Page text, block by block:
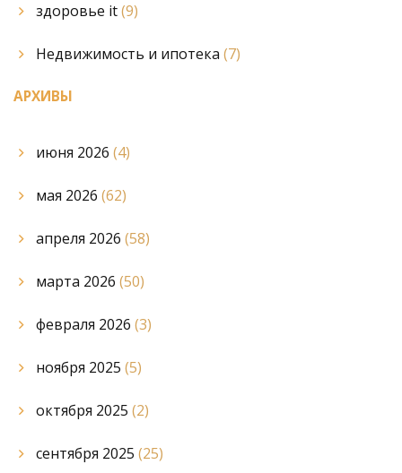
здоровье it(9)
Недвижимость и ипотека (7)
АРХИВЫ
июня 2026 (4)
мая 2026 (62)
апреля 2026 (58)
марта 2026 (50)
февраля 2026 (3)
ноября 2025 (5)
октября 2025 (2)
сентября 2025 (25)